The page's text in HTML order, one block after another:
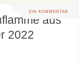
EIN KOMMENTAR
aus
2022